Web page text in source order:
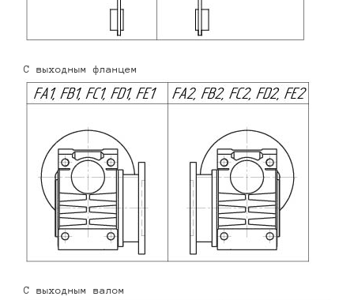
С выходным фланцем
С выходным валом